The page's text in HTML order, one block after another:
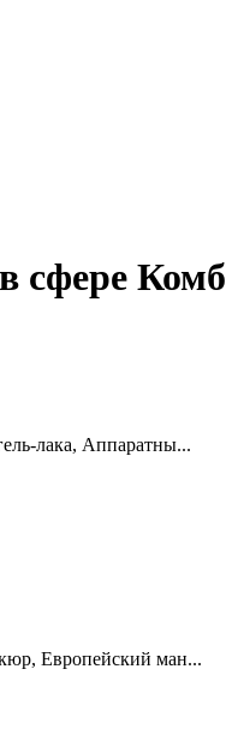
сфере
лака, Аппаратны...
Европейский ман...